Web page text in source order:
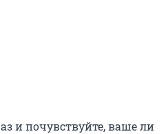
и почувствуйте, ваше ли